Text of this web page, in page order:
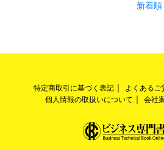
新着順
特定商取引に基づく表記 よくあるご
個人情報の取扱いについて
会社